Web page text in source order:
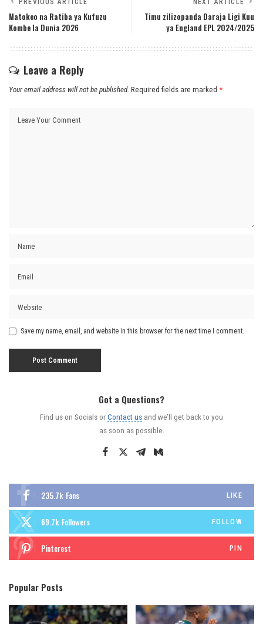
PREVIOUS ARTICLE
Matokeo na Ratiba ya Kufuzu
Kombe la Dunia 2026
NEXT ARTICLE
Timu zilizopanda Daraja Ligi Kuu
ya England EPL 2024/2025
Leave a Reply
Your email address will not be published. Required fields are marked *
Save my name, email, and website in this browser for the next time I comment.
Got a Questions?
Find us on Socials orContact us and we’ll get back to you
as soon as possible.
235.7k Fans LIKE
69.7k Followers FOLLOW
Pinterest PIN
Popular Posts